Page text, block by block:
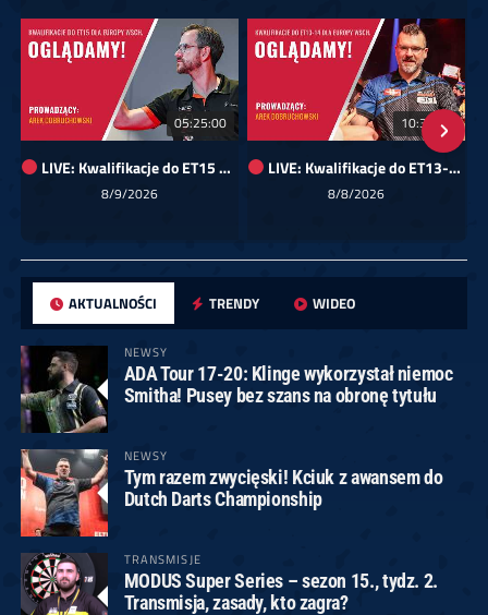
05:25:00
LIVE: Kwalifikacje do ET15 dla Europy Wschodniej
8/9/2026
10:35:29
LIVE: Kwalifikacje do ET13-14 dla Europy Wschodniej
8/8/2026
AKTUALNOŚCI TRENDY WIDEO
NEWSY
ADA Tour 17-20: Klinge wykorzystał niemoc
Smitha! Pusey bez szans na obronę tytułu
NEWSY
Tym razem zwycięski! Kciuk z awansem do
Dutch Darts Championship
TRANSMISJE
MODUS Super Series – sezon 15., tydz. 2.
Transmisja, zasady, kto zagra?